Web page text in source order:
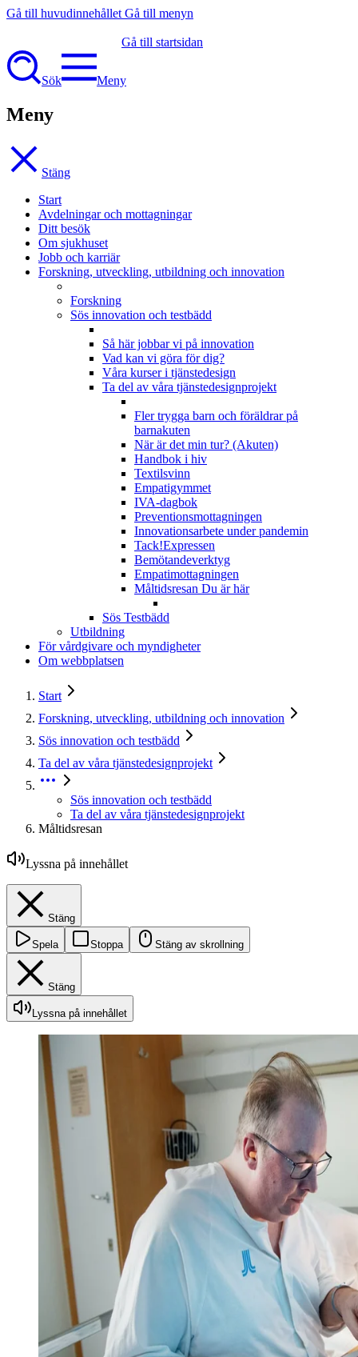
Gå till huvudinnehållet Gå till menyn
Gå till startsidan
Sök Meny
Meny
Stäng
Start
Avdelningar och mottagningar
Ditt besök
Om sjukhuset
Jobb och karriär
Forskning, utveckling, utbildning och innovation
Forskning
Sös innovation och testbädd
Så här jobbar vi på innovation
Vad kan vi göra för dig?
Våra kurser i tjänstedesign
Ta del av våra tjänstedesignprojekt
Fler trygga barn och föräldrar på
barnakuten
När är det min tur? (Akuten)
Handbok i hiv
Textilsvinn
Empatigymmet
IVA-dagbok
Preventionsmottagningen
Innovationsarbete under pandemin
Tack!Expressen
Bemötandeverktyg
Empatimottagningen
Måltidsresan Du är här
Sös Testbädd
Utbildning
För vårdgivare och myndigheter
Om webbplatsen
Start
Forskning, utveckling, utbildning och innovation
Sös innovation och testbädd
Ta del av våra tjänstedesignprojekt
Sös innovation och testbädd
Ta del av våra tjänstedesignprojekt
Måltidsresan
Lyssna på innehållet
Stäng
Spela Stoppa Stäng av skrollning
Stäng
Lyssna på innehållet